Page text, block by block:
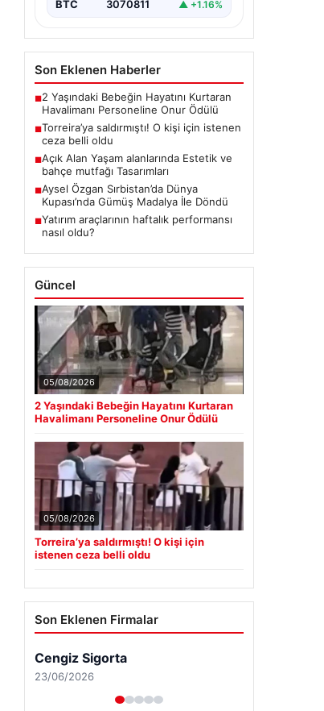
BTC 3070811 ▲ +1.16%
Son Eklenen Haberler
■2 Yaşındaki Bebeğin Hayatını Kurtaran
Havalimanı Personeline Onur Ödülü
■Torreira’ya saldırmıştı! O kişi için istenen
ceza belli oldu
■Açık Alan Yaşam alanlarında Estetik ve
bahçe mutfağı Tasarımları
■Aysel Özgan Sırbistan’da Dünya
Kupası’nda Gümüş Madalya İle Döndü
■Yatırım araçlarının haftalık performansı
nasıl oldu?
Güncel
05/08/2026
2 Yaşındaki Bebeğin Hayatını Kurtaran
Havalimanı Personeline Onur Ödülü
05/08/2026
Torreira’ya saldırmıştı! O kişi için
istenen ceza belli oldu
Son Eklenen Firmalar
Cengiz Sigorta
23/06/2026